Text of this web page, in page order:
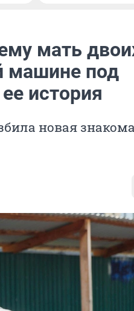
мать
машине под
история
новая